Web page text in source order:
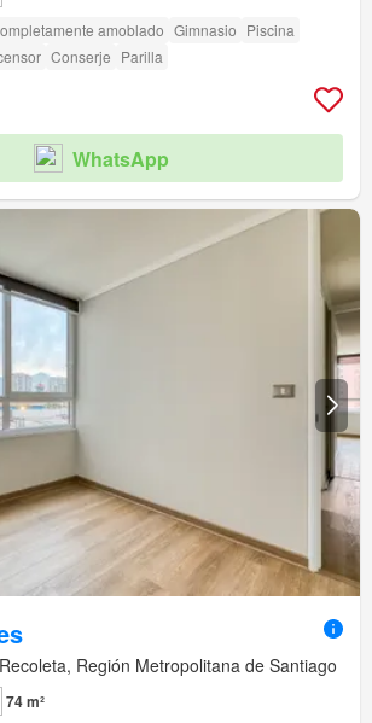
amoblado Gimnasio Piscina
Conserje Parilla
WhatsApp
Región Metropolitana de Santiago
74 m²